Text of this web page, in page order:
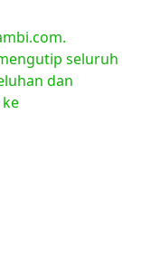
seluruh
dan